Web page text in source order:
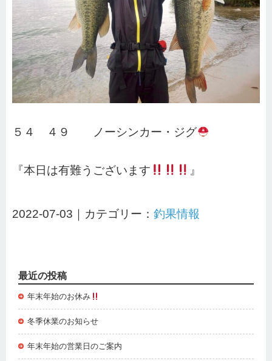
５４ ４９ ノーシンカー・ジグ
『本日は有難うございます 』
2022-07-03｜カテゴリー： 釣果情報
最近の投稿
年末年始のお休み
冬季休業のお知らせ
年末年始の営業日のご案内